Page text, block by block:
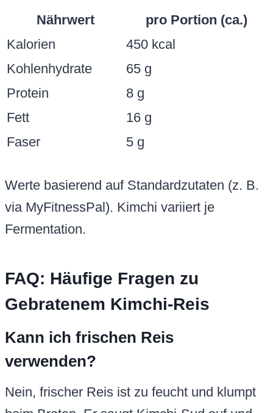
Nährwert
pro Portion (ca.)
Kalorien
450 kcal
Kohlenhydrate
65 g
Protein
8 g
Fett
16 g
Faser
5 g
Werte basierend auf Standardzutaten (z. B.
via MyFitnessPal). Kimchi variiert je
Fermentation.
FAQ: Häufige Fragen zu
Gebratenem Kimchi-Reis
Kann ich frischen Reis
verwenden?
Nein, frischer Reis ist zu feucht und klumpt